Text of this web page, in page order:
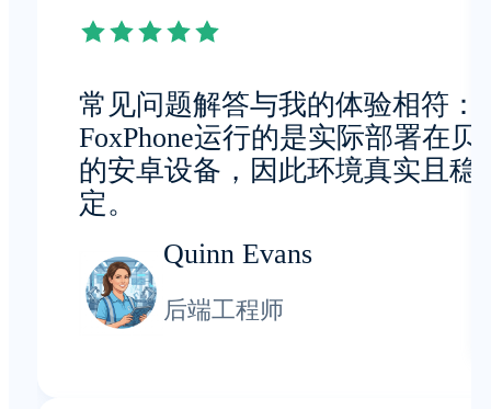
常见问题解答与我的体验相符：
FoxPhone运行的是实际部署在贝
的安卓设备，因此环境真实且稳
定。
Quinn Evans
后端工程师